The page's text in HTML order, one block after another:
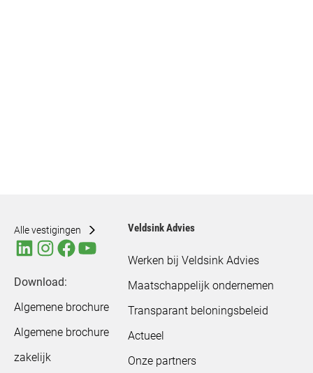
Alle vestigingen
Download:
Algemene brochure
Algemene brochure
zakelijk
Veldsink Advies
Werken bij Veldsink Advies
Maatschappelijk ondernemen
Transparant beloningsbeleid
Actueel
Onze partners